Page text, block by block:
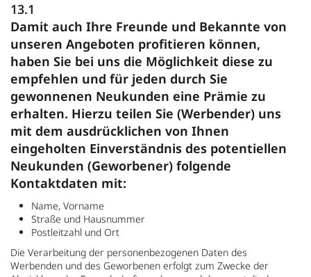
13.1
Damit auch Ihre Freunde und Bekannte von
unseren Angeboten profitieren können,
haben Sie bei uns die Möglichkeit diese zu
empfehlen und für jeden durch Sie
gewonnenen Neukunden eine Prämie zu
erhalten. Hierzu teilen Sie (Werbender) uns
mit dem ausdrücklichen von Ihnen
eingeholten Einverständnis des potentiellen
Neukunden (Geworbener) folgende
Kontaktdaten mit:
Name, Vorname
Straße und Hausnummer
Postleitzahl und Ort
Die Verarbeitung der personenbezogenen Daten des
Werbenden und des Geworbenen erfolgt zum Zwecke der